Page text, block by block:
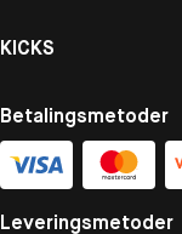
KICKS
Betalingsmetoder
Leveringsmetoder